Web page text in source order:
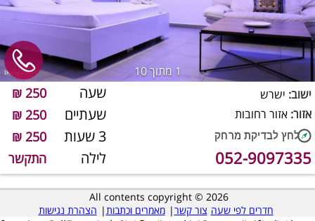
1 מתוך 10
שעה 250 ₪
שעתיים 250 ₪
3 שעות 250 ₪
לילה התקשר
ישוב: ישרש
אזור: אזור רחובות
052-9097335
All contents copyright © 2026
חדרים לפי שעה צור קשר| מאמרים וכתבות| הצהרת נגישות